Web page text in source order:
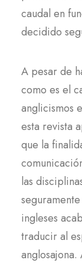
caudal en
decidido
A pesar de
como es el
anglicismos
esta revista
que la
las
ingleses
traducir al